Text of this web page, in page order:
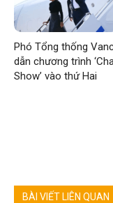
Phó Tổng thống
dẫn chương trình
Show’ vào thứ Hai
BÀI VIẾT LIÊN QUAN